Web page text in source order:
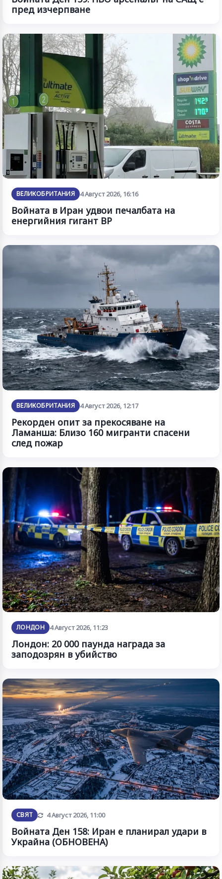
пред изчерпване
ВЕЛИКОБРИТАНИЯ 4 Август 2026, 16:16
Войната в Иран удвои печалбата на
енергийния гигант BP
ВЕЛИКОБРИТАНИЯ 4 Август 2026, 12:17
Рекорден опит за прекосяване на
Ламанша: Близо 160 мигранти спасени
след пожар
ЛОНДОН 4 Август 2026, 11:23
Лондон: 20 000 паунда награда за
заподозрян в убийство
СВЯТ Обновена
4 Август 2026, 11:00
Войната Ден 158: Иран е планирал удари в
Украйна (ОБНОВЕНА)